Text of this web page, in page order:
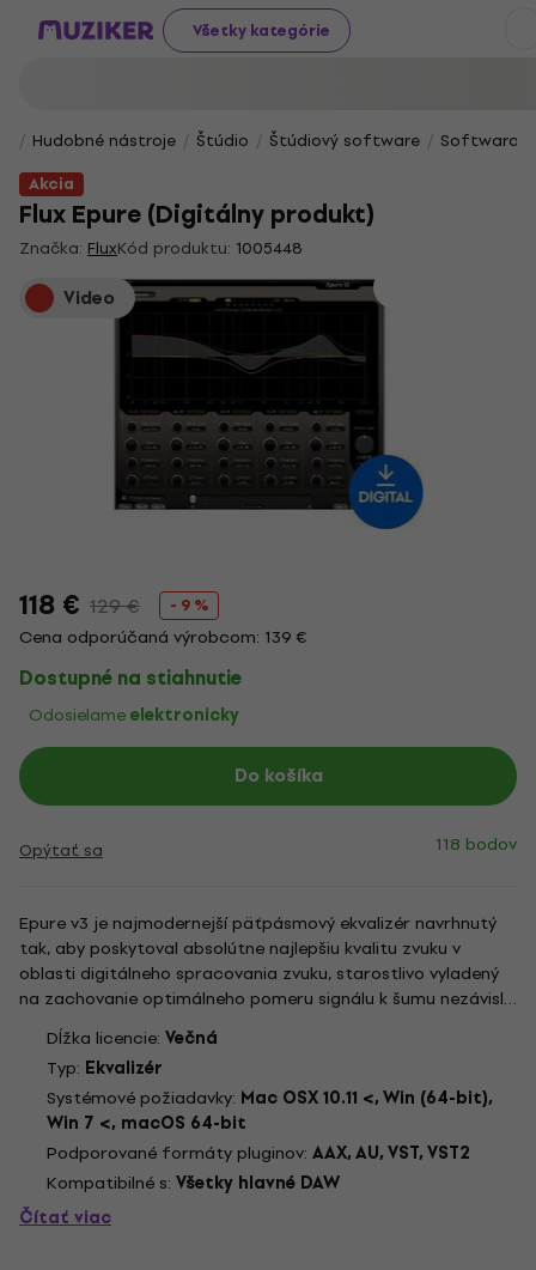
Všetky kategórie
Hudobné nástroje Štúdio Štúdiový software
Akcia
Flux Epure (Digitálny produkt)
Značka: FluxKód produktu: 1005448
Video
118 € 129 € - 9 %
Cena odporúčaná výrobcom: 139 €
Dostupné na stiahnutie
Odosielameelektronicky
Do košíka
Opýtať sa 118 bodov
Epure v3 je najmodernejší päťpásmový ekvalizér navrhnutý
tak, aby poskytoval absolútne najlepšiu kvalitu zvuku v
oblasti digitálneho spracovania zvuku, starostlivo vyladený
na zachovanie optimálneho pomeru signálu k šumu nezávisle
od nastavení parametrov. Chirurgicky presný nástroj s
ostrými hranami vytvorený tak, aby spĺňal požiadavky...
Dĺžka licencie: Večná
Typ: Ekvalizér
Systémové požiadavky: Mac OSX 10.11 <, Win (64-bit),
Win 7 <, macOS 64-bit
Podporované formáty pluginov: AAX, AU, VST, VST2
Kompatibilné s: Všetky hlavné DAW
Čítať viac